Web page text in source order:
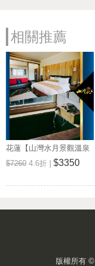
相關推薦
花蓮【山灣水月景觀溫泉
會館】景觀雙人房一泊一
食住宿券(MO)
$7260 4.6折 | $3350
版權所有 ©